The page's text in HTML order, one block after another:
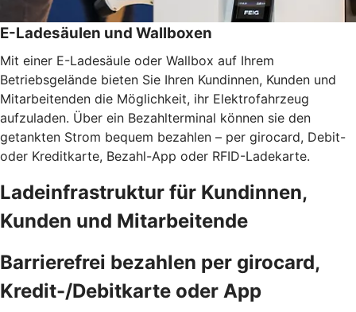
E-Ladesäulen und Wallboxen
Mit einer E-Ladesäule oder Wallbox auf Ihrem
Betriebsgelände bieten Sie Ihren Kundinnen, Kunden und
Mitarbeitenden die Möglichkeit, ihr Elektrofahrzeug
aufzuladen. Über ein Bezahlterminal können sie den
getankten Strom bequem bezahlen – per girocard, Debit-
oder Kreditkarte, Bezahl-App oder RFID-Ladekarte.
Ladeinfrastruktur für Kundinnen,
Kunden und Mitarbeitende
Barrierefrei bezahlen per girocard,
Kredit-/Debitkarte oder App